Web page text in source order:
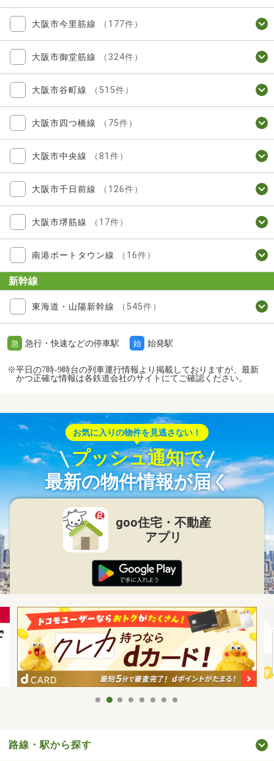
大阪市今里筋線 （177件）
大阪市御堂筋線 （324件）
大阪市谷町線 （515件）
大阪市四つ橋線 （75件）
大阪市中央線 （81件）
大阪市千日前線 （126件）
大阪市堺筋線 （17件）
南港ポートタウン線 （16件）
新幹線
東海道・山陽新幹線 （545件）
急 急行・快速などの停車駅 始 始発駅
※平日の7時-9時台の列車運行情報より掲載しておりますが、最新
かつ正確な情報は各鉄道会社のサイトにてご確認ください。
お気に入りの物件を見逃さない！
プッシュ通知で
最新の物件情報が届く
goo住宅・不動産
アプリ
路線・駅から探す